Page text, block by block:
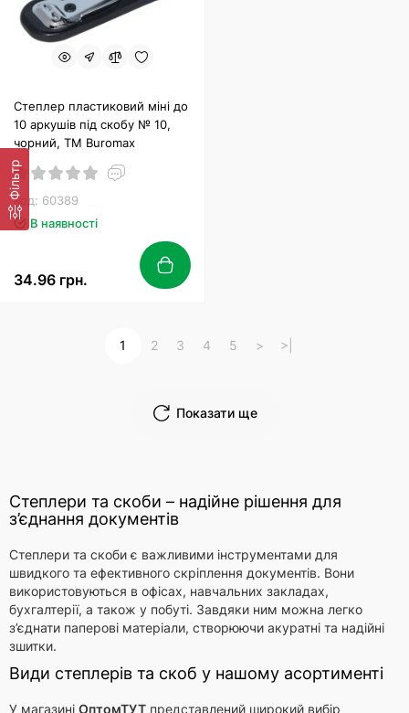
Фільтр
Степлер пластиковий міні до
10 аркушів під скобу № 10,
чорний, ТМ Buromax
Код: 60389
В наявності
34.96 грн.
Показати ще
1 2 3 4 5 > >|
Степлери та скоби – надійне рішення для
з’єднання документів
Степлери та скоби є важливими інструментами для
швидкого та ефективного скріплення документів. Вони
використовуються в офісах, навчальних закладах,
бухгалтерії, а також у побуті. Завдяки ним можна легко
з’єднати паперові матеріали, створюючи акуратні та надійні
зшитки.
Види степлерів та скоб у нашому асортименті
У магазині ОптомТУТ представлений широкий вибір